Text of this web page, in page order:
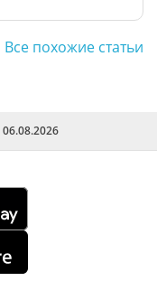
Все похожие статьи
06.08.2026